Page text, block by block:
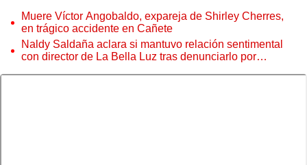
Muere Víctor Angobaldo, expareja de Shirley Cherres,
en trágico accidente en Cañete
Naldy Saldaña aclara si mantuvo relación sentimental
con director de La Bella Luz tras denunciarlo por